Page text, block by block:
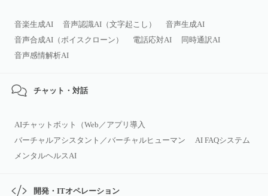
音楽生成AI 音声認識AI（文字起こし）
音声生成AI
音声合成AI（ボイスクローン）
電話応対AI
同時通訳AI
音声感情解析AI
チャット・対話
AIチャットボット（Web／アプリ導入
バーチャルアシスタント／バーチャルヒューマン
AI FAQシステム
メンタルヘルスAI
開発・ITオペレーション